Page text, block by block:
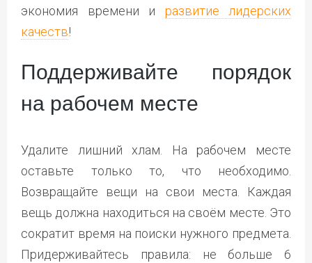
экономия времени и развитие лидерских
качеств!
Поддерживайте порядок
на рабочем месте
Удалите лишний хлам. На рабочем месте
оставьте только то, что необходимо.
Возвращайте вещи на свои места. Каждая
вещь должна находиться на своём месте. Это
сократит время на поиски нужного предмета.
Придерживайтесь правила: не больше 6